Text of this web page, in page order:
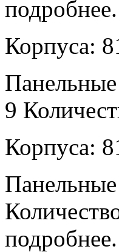
подробнее.
Корпуса:
9
Корпуса:
подробнее.